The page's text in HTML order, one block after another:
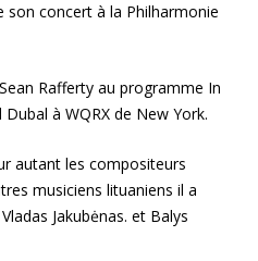
son concert à la Philharmonie
Rafferty au programme In
à WQRX de New York.
autant les compositeurs
musiciens lituaniens il a
Jakubėnas. et Balys